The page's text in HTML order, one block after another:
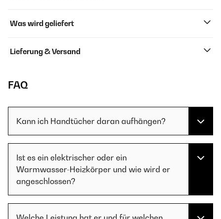
Was wird geliefert
Lieferung & Versand
FAQ
Kann ich Handtücher daran aufhängen?
Ist es ein elektrischer oder ein
Warmwasser-Heizkörper und wie wird er
angeschlossen?